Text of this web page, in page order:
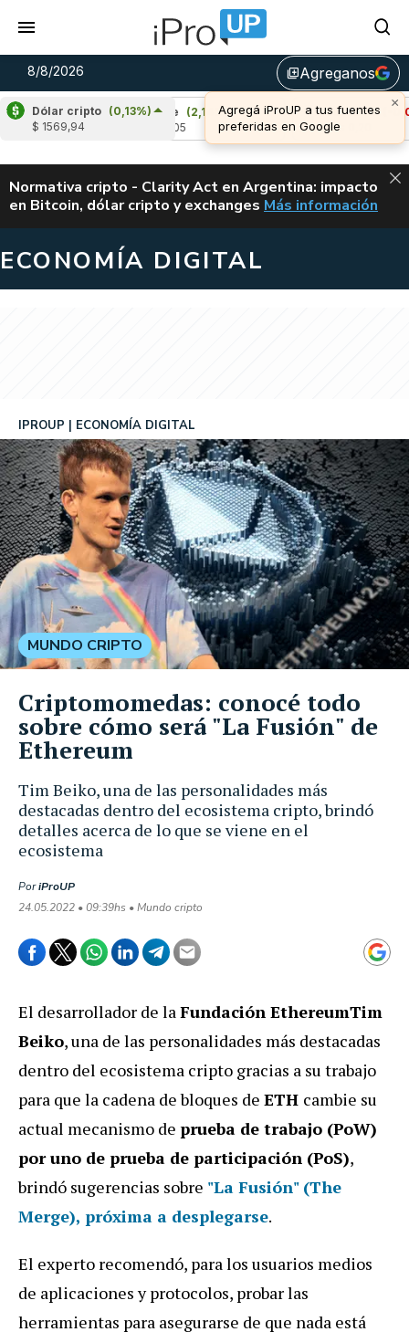
8/8/2026 library_addAgreganos
×
Agregá iProUP a tus fuentes
preferidas en Google
Dólar cripto (0,13%)
$ 1569,94
Ripple (2,14%)
Cardano (-0,08%)
u$s 0,20
ALERTA
Normativa cripto - Clarity Act en Argentina: impacto
en Bitcoin, dólar cripto y exchanges CLARITY ACT EN
Más información
ECONOMÍA DIGITAL
Tim Beiko, una de las personalidades más
destacadas dentro del ecosistema cripto, brindó
detalles acerca de lo que se viene en el
ecosistema
IPROUP ECONOMÍA DIGITAL
PoriProUP
24.05.2022 • 09:39hs • Mundo cripto
MUNDO CRIPTO
Criptomomedas: conocé todo
sobre cómo será "La Fusión" de
Ethereum
El desarrollador de laFundación EthereumTim
Beiko, una de las personalidades más destacadas
dentro del ecosistema cripto gracias a su trabajo
para que la cadena de bloques de ETH cambie su
actual mecanismo de prueba de trabajo (PoW)
por uno de prueba de participación (PoS),
brindó sugerencias sobre "La Fusión" (The
Merge), próxima a desplegarse.
El experto recomendó, para los usuarios medios
de aplicaciones y protocolos, probar las
herramientas para asegurarse de que nada está